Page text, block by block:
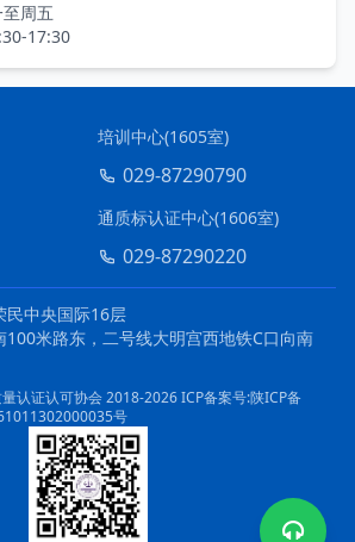
周五
17:30
培训中心(1605室)
029-87290790
通质标认证中心(1606室)
029-87290220
民中央国际16层
米路东，二号线大明宫西地铁C口向南
认证认可协会 2018-2026ICP备案号:陕ICP备
号